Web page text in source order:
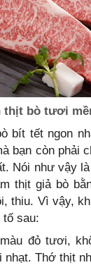
thịt bò tươi
bít tết ngon
bạn còn phải
Nói như vậy
thịt giả bò
thiu. Vì vậy,
sau:
đỏ tươi,
Thớ thịt